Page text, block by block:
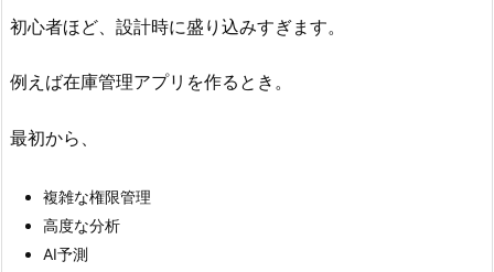
ら
く
い
も
の
は
初心者ほど、設計時に盛り込みすぎます。
例えば在庫管理アプリを作るとき。
最初から、
複雑な権限管理
高度な分析
AI予測